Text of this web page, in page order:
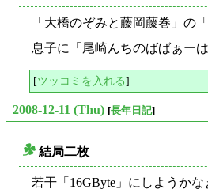
「大橋のぞみと藤岡藤巻」の
息子に「尾崎んちのばばぁー
[ツッコミを入れる]
2008-12-11 (Thu) [長年日記]
結局二枚
若干「16GByte」にしようか